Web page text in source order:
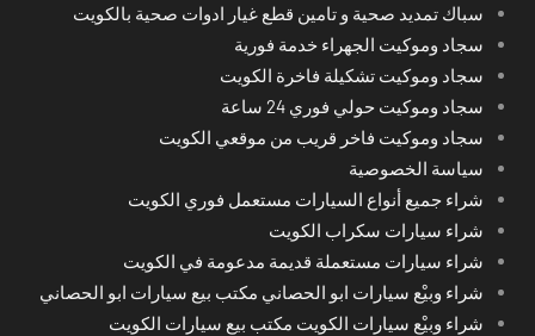
سباك تمديد صحية و تامين قطع غيار ادوات صحية بالكويت
سجاد وموكيت الجهراء خدمة فورية
سجاد وموكيت تشكيلة فاخرة الكويت
سجاد وموكيت حولي فوري 24 ساعة
سجاد وموكيت فاخر قريب من موقعي الكويت
سياسة الخصوصية
شراء جميع أنواع السيارات مستعمل فوري الكويت
شراء سيارات سكراب الكويت
شراء سيارات مستعملة قديمة مدعومة في الكويت
شراء وبيْع سيارات ابو الحصاني مكتب بيع سيارات ابو الحصاني
شراء وبيْع سيارات الكويت مكتب بيع سيارات الكويت